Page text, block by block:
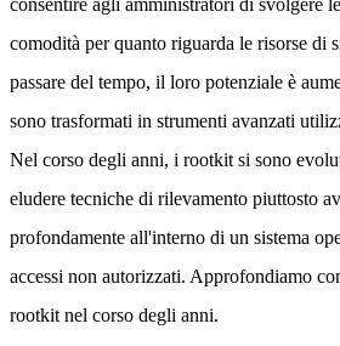
consentire agli amministratori di svolgere
comodità per quanto riguarda le risorse di
passare del tempo, il loro potenziale è
sono trasformati in strumenti avanzati
Nel corso degli anni, i rootkit si sono
eludere tecniche di rilevamento piuttosto
profondamente all'interno di un sistema
accessi non autorizzati. Approfondiamo
rootkit nel corso degli anni.